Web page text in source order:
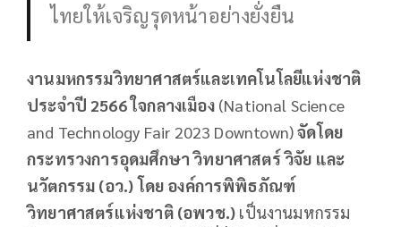
ไทยให้เจริญรุดหน้าอย่างยั่งยืน
งานมหกรรมวิทยาศาสตร์และเทคโนโลยีแห่งชาติ
ประจำปี 2566 ใจกลางเมือง(National Science
and Technology Fair 2023 Downtown)จัดโดย
กระทรวงการอุดมศึกษา วิทยาศาสตร์ วิจัย และ
นวัตกรรม (อว.) โดย องค์การพิพิธภัณฑ์
วิทยาศาสตร์แห่งชาติ (อพวช.) เป็นงานมหกรรม